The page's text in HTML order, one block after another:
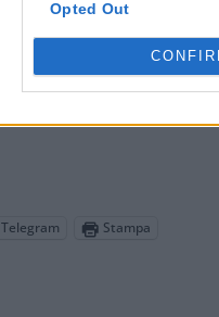
Opted Out
Telegram Stampa